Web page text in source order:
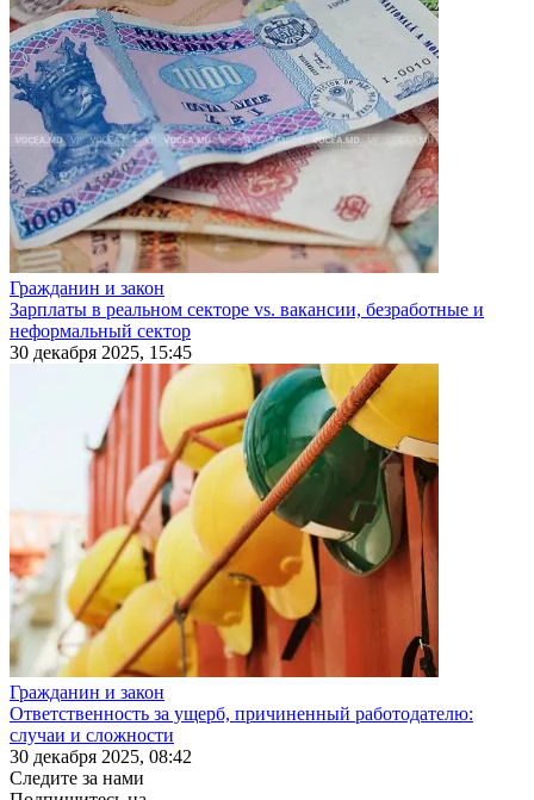
Гражданин и закон
Зарплаты в реальном секторе vs. вакансии, безработные и
неформальный сектор
30 декабря 2025, 15:45
Гражданин и закон
Ответственность за ущерб, причиненный работодателю:
случаи и сложности
30 декабря 2025, 08:42
Следите за нами